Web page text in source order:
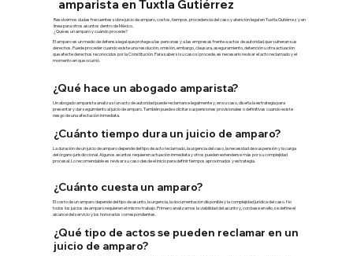
Ver abogado migratorio
amparista en Tuxtla Gutiérrez
Resolvemos dudas frecuentes sobre juicio de amparo, costos, tiempos, procedencia del caso y atención legal en Tuxtla Gutiérrez y en
línea para otros asuntos dentro de México.
¿Qué es un amparo y cuándo procede?
El amparo es un medio de defensa legal que protege a las personas y a las empresas frente a actos de autoridad que vulneran sus
derechos. Puede proceder cuando existe una resolución, omisión, embargo, clausura, aseguramiento, detención u otra actuación
que afecte derechos reconocidos por la Constitución. Para saber si su caso sí procede, es necesario revisar el acto reclamado y el
momento en que ocurrió.
¿Qué hace un abogado amparista?
Un abogado amparista analiza si un acto de autoridad puede reclamarse legalmente y, en su caso, diseña la estrategia para
presentar y dar seguimiento al juicio de amparo. También puede solicitar suspensiones provisionales o definitivas cuando existe
riesgo de una afectación inmediata.
¿Cuánto tiempo dura un juicio de amparo?
La duración de un juicio de amparo depende del tipo de acto reclamado, la urgencia del caso, la necesidad de suspensión y la carga
del órgano jurisdiccional. Algunos asuntos requieren actuación inmediata y otros pueden extenderse más por su complejidad
procesal. Lo recomendable es revisar su caso desde el inicio para definir tiempos aproximados y estrategia.
¿Cuánto cuesta un amparo?
El costo de un amparo depende del tipo de asunto, la urgencia, la documentación disponible y la complejidad jurídica del caso. No
todos los juicios de amparo requieren el mismo trabajo. Primero analizamos la viabilidad del asunto y, con base en ello, se define el
alcance del servicio y los honorarios correspondientes.
¿Qué tipo de actos se pueden reclamar en un
juicio de amparo?